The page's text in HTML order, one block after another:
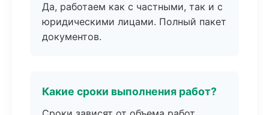
Да, работаем как с частными, так и с
юридическими лицами. Полный пакет
документов.
Какие сроки выполнения работ?